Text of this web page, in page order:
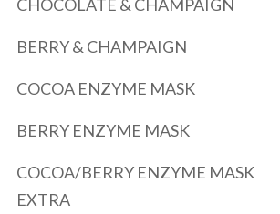
CHOCOLATE & CHAMPAIGN
BERRY & CHAMPAIGN
COCOA ENZYME MASK
BERRY ENZYME MASK
COCOA/BERRY ENZYME MASK
EXTRA